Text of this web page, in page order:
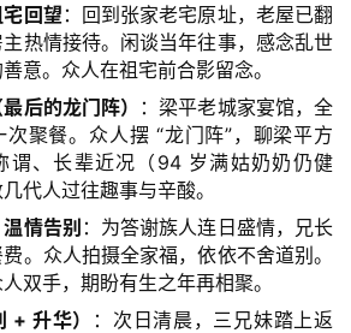
回望 ：回到张家老宅原址，老屋已翻
热情接待。闲谈当年往事，感念乱世
意。众人在祖宅前合影留念。
后的龙门阵）
：梁平老城家宴馆，全
次聚餐。众人摆 “龙门阵”，聊梁平方
谓、长辈近况（94 岁满姑奶奶仍健
代人过往趣事与辛酸。
情告别 ：为答谢族人连日盛情，兄长
。众人拍摄全家福，依依不舍道别。
双手，期盼有生之年再相聚。
+ 升华）
：次日清晨，三兄妹踏上返